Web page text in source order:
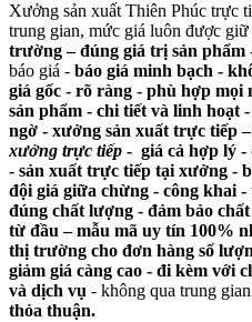
Xưởng sản xuất Thiên Phúc trực
trung gian, mức giá luôn được giữ
trường – đúng giá trị sản phẩm
báo giá - báo giá minh bạch -
giá gốc - rõ ràng - phù hợp mọi
sản phẩm - chi tiết và linh hoạt
ngờ - xưởng sản xuất trực tiếp
xưởng trực tiếp - giá cả hợp lý -
- sản xuất trực tiếp tại xưởng -
đội giá giữa chừng - công khai
đúng chất lượng - đảm bảo
từ đầu – mẫu mã uy tín 100%
thị trường cho đơn hàng số
giảm giá càng cao - đi kèm với
và dịch vụ - không qua trung
thỏa thuận.